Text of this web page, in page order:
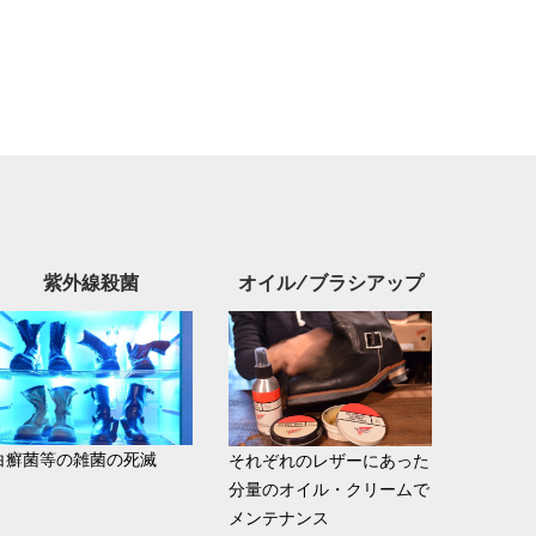
紫外線殺菌
癬菌等の雑菌の死滅
オイル/ブラシアップ
それぞれのレザーにあった
分量のオイル・クリームで
メンテナンス